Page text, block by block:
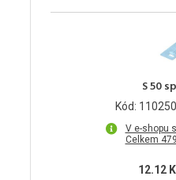
S 50
Kód:
V e-shopu
Celkem
12.12